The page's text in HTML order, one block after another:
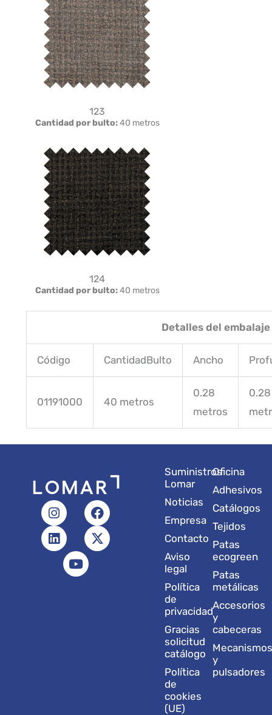
123
Cantidad por bulto:40 metros
124
Cantidad por bulto:40 metros
Detalles del embalaje
Código CantidadBulto Ancho
01191000 40 metros
0.28
metros
0.28
I
n
s
t
F
a
c
e
L
i
n
k
X
-
t
w
u
b
Suministros
Lomar
Noticias
Empresa
Contacto
Aviso
legal
Política
de
privacidad
Gracias
solicitud
catálogo
Política
de
cookies
(UE)
Oficina
Adhesivos
Catálogos
Tejidos
Patas
ecogreen
Patas
metálicas
Accesorios
y
cabeceras
y
pulsadores